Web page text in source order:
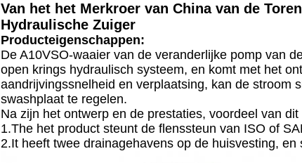
Van het het Merkroer van China van de
Hydraulische Zuiger
Producteigenschappen:
De A10VSO-waaier van de veranderlijke pomp van
open krings hydraulisch systeem, en komt met het
aandrijvingssnelheid en verplaatsing, kan de stroom
swashplaat te regelen.
Na zijn het ontwerp en de prestaties, voordeel van dit
1.The het product steunt de flenssteun van ISO of
2.It heeft twee drainagehavens op de huisvesting,